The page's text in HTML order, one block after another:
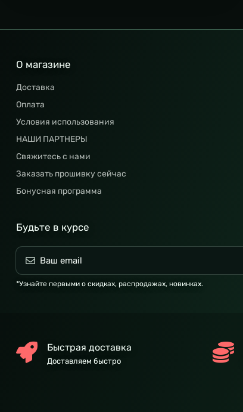
О магазине
Доставка
Оплата
Условия использования
НАШИ ПАРТНЕРЫ
Свяжитесь с нами
Заказать прошивку сейчас
Бонусная программа
Будьте в курсе
*Узнайте первыми о скидках, распродажах, новинках.
Быстрая доставка
Доставляем быстро